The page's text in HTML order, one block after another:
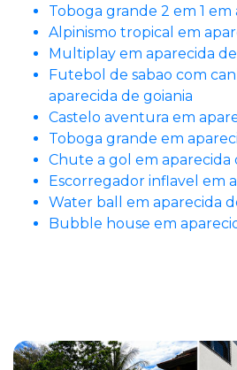
Toboga grande 2 em 1
Alpinismo tropical em
Multiplay em aparecida
Futebol de sabao com
aparecida de goiania
Castelo aventura em
Toboga grande em
Chute a gol em aparecida
Escorregador inflavel em
Water ball em aparecida
Bubble house em